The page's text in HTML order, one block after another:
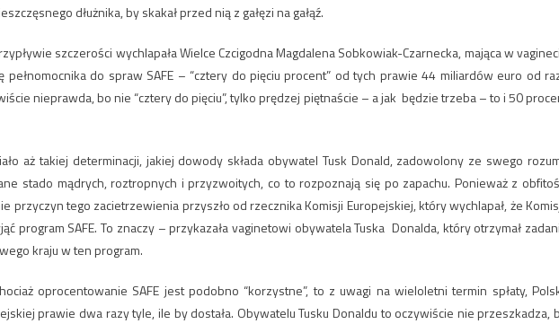
dłużnika, by skakał przed nią z gałęzi na gałąź.
szczerości wychlapała Wielce Czcigodna Magdalena Sobkowiak-Czarnecka, mająca w
pełnomocnika do spraw SAFE – “cztery do pięciu procent” od tych prawie 44 miliardów euro od
nieprawda, bo nie “cztery do pięciu”, tylko prędzej piętnaście – a jak będzie trzeba – to i 50
aż takiej determinacji, jakiej dowody składa obywatel Tusk Donald, zadowolony ze swego
stado mądrych, roztropnych i przyzwoitych, co to rozpoznają się po zapachu. Ponieważ z
przyczyn tego zacietrzewienia przyszło od rzecznika Komisji Europejskiej, który wychlapał, że
program SAFE. To znaczy – przykazała vaginetowi obywatela Tuska Donalda, który otrzymał
kraju w ten program.
oprocentowanie SAFE jest podobno “korzystne”, to z uwagi na wieloletni termin spłaty,
prawie dwa razy tyle, ile by dostała. Obywatelu Tusku Donaldu to oczywiście nie przeszkadza,